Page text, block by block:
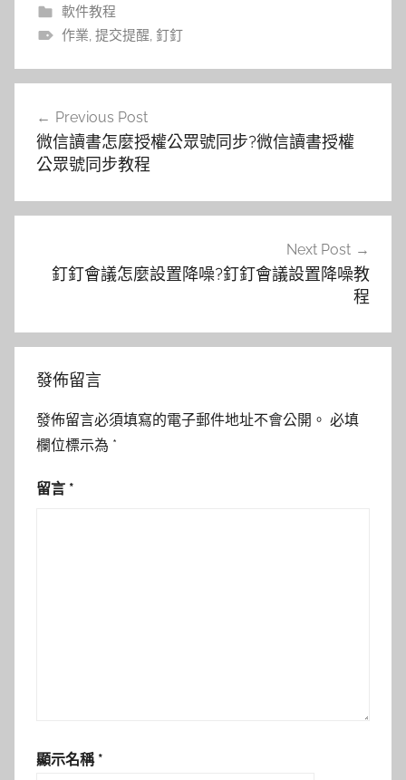
軟件教程
作業, 提交提醒, 釘釘
覽
Previous Post
微信讀書怎麼授權公眾號同步?微信讀書授權
公眾號同步教程
Next Post
釘釘會議怎麼設置降噪?釘釘會議設置降噪教
程
發佈留言
發佈留言必須填寫的電子郵件地址不會公開。 必填
欄位標示為 *
留言 *
顯示名稱 *